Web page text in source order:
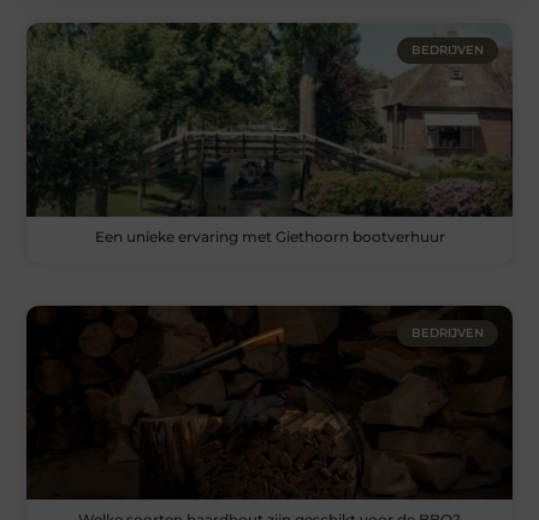
BEDRIJVEN
Een unieke ervaring met Giethoorn bootverhuur
BEDRIJVEN